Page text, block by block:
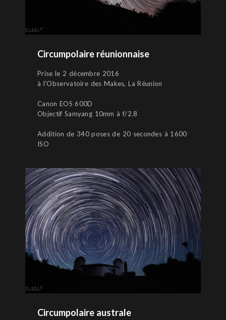
Circumpolaire réunionnaise
Prise le 2 décembre 2016
à l'Observatoire des Makes, La Réunion
Canon EOS 600D
Objectif Samyang 10mm à f/2.8
Addition de 340 poses de 20 secondes à 1600
ISO
Circumpolaire australe